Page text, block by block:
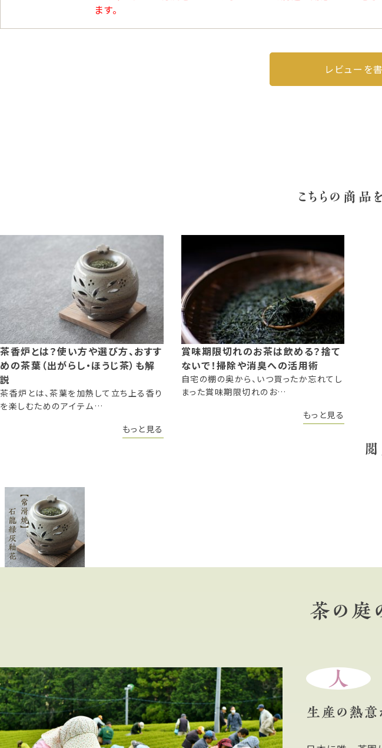
ます。
レビューを
こちらの商品
茶香炉とは？使い方や選び方、おすす
めの茶葉（出がらし・ほうじ茶）も解
説
茶香炉とは、茶葉を加熱して立ち上る香り
を楽しむためのアイテム…
もっと見る
賞味期限切れのお茶は飲める？捨て
ないで！掃除や消臭への活用術
自宅の棚の奥から、いつ買ったか忘れてし
まった賞味期限切れのお…
もっと見る
茶の庭
人
生産の熱意